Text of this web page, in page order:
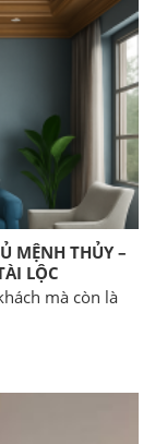
MỆNH THỦY –
LỘC
mà còn là